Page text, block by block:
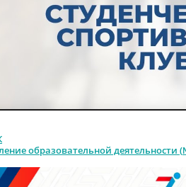
образовательной деятельности (